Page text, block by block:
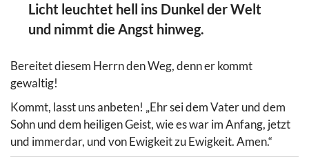
Licht leuchtet hell ins Dunkel der Welt
und nimmt die Angst hinweg.
Bereitet diesem Herrn den Weg, denn er kommt
gewaltig!
Kommt, lasst uns anbeten! „Ehr sei dem Vater und dem
Sohn und dem heiligen Geist, wie es war im Anfang, jetzt
und immerdar, und von Ewigkeit zu Ewigkeit. Amen.“